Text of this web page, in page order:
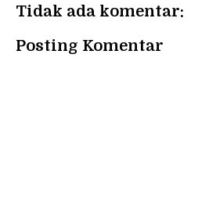
Tidak ada komentar:
Posting Komentar